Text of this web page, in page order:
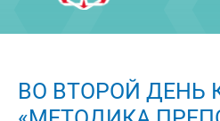
ВО ВТОРОЙ ДЕНЬ